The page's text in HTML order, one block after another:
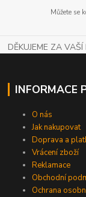
Můžete se
DĚKUJEME ZA
INFORMACE
O nás
Jak nakupovat
Doprava a
Vrácení zboží
Reklamace
Obchodní
Ochrana